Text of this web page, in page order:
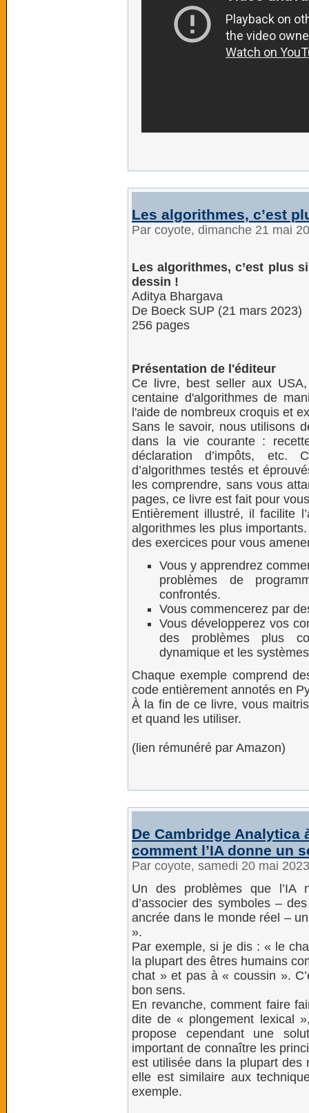
Les algorithmes, c’est
Par coyote, dimanche 21 mai
Les algorithmes, c’est plus
dessin !
Aditya Bhargava
De Boeck SUP (21 mars 2023)
256 pages
Présentation de l'éditeur
Ce livre, best seller aux
centaine d'algorithmes de
l'aide de nombreux croquis et
Sans le savoir, nous utilisons
dans la vie courante :
déclaration d’impôts, etc.
d’algorithmes testés et
les comprendre, sans vous
pages, ce livre est fait pour
Entièrement illustré, il facilite
algorithmes les plus
des exercices pour vous
Vous y apprendrez
problèmes de
confrontés.
Vous commencerez par
Vous développerez vos
des problèmes plus
dynamique et les
Chaque exemple comprend
code entièrement annotés en
À la fin de ce livre, vous
et quand les utiliser.
(lien rémunéré par Amazon)
De Cambridge Analytica
comment l’IA donne un
Par coyote, samedi 20 mai
Un des problèmes que l’IA
d’associer des symboles –
ancrée dans le monde réel –
».
Par exemple, si je dis : « le
la plupart des êtres humains
chat » et pas à « coussin ».
bon sens.
En revanche, comment faire
dite de « plongement lexical
propose cependant une
important de connaître les
est utilisée dans la plupart des
elle est similaire aux
exemple.